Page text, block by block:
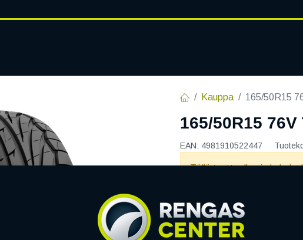
Kauppa 165/50R15
165/50R15 76V
EAN: 4981910522447
Tällä tuotteella ei ole
Jaa
Toimitusehdot